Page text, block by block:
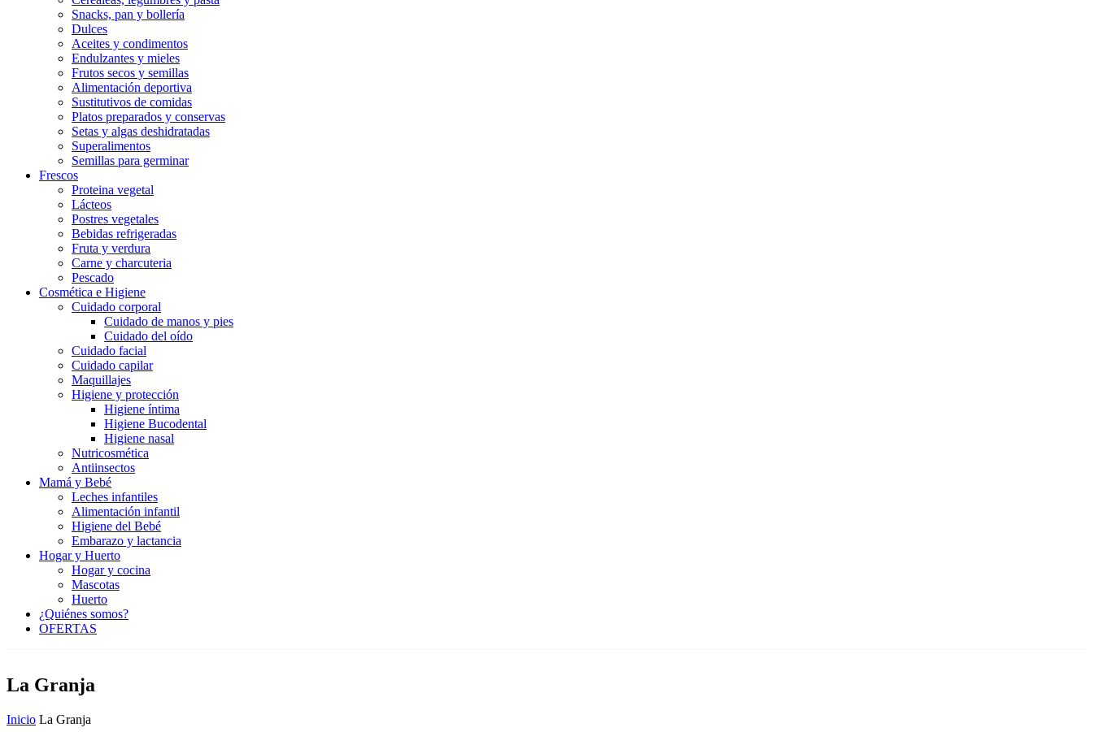
Snacks, pan y bollería
Dulces
Aceites y condimentos
Endulzantes y mieles
Frutos secos y semillas
Alimentación deportiva
Sustitutivos de comidas
Platos preparados y conservas
Setas y algas deshidratadas
Superalimentos
Semillas para germinar
Frescos
Proteina vegetal
Lácteos
Postres vegetales
Bebidas refrigeradas
Fruta y verdura
Carne y charcuteria
Pescado
Cosmética e Higiene
Cuidado corporal
Cuidado de manos y pies
Cuidado del oído
Cuidado facial
Cuidado capilar
Maquillajes
Higiene y protección
Higiene íntima
Higiene Bucodental
Higiene nasal
Nutricosmética
Antiinsectos
Mamá y Bebé
Leches infantiles
Alimentación infantil
Higiene del Bebé
Embarazo y lactancia
Hogar y Huerto
Hogar y cocina
Mascotas
Huerto
¿Quiénes somos?
OFERTAS
La Granja
Inicio La Granja